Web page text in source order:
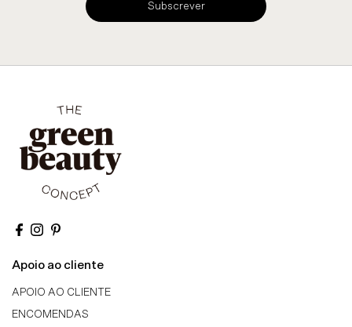
Subscrever
Apoio ao cliente
APOIO AO CLIENTE
ENCOMENDAS